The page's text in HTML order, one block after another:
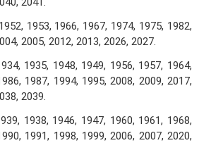
1953, 1966, 1967, 1974, 1975, 1982,
2005, 2012, 2013, 2026, 2027.
1935, 1948, 1949, 1956, 1957, 1964,
1987, 1994, 1995, 2008, 2009, 2017,
2039.
1938, 1946, 1947, 1960, 1961, 1968,
1991, 1998, 1999, 2006, 2007, 2020,